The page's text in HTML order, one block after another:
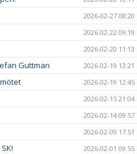
2026-02-27 08:20
2026-02-22 09:19
2026-02-20 11:13
Guttman 2026-02-19 13:21
2026-02-19 12:45
2026-02-15 21:04
2026-02-14 09:57
2026-02-09 17:51
2026-02-01 09:55